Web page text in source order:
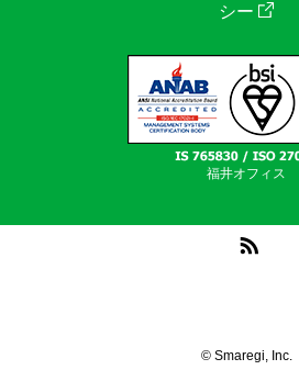
シー
福井オフィス
© Smaregi, Inc.